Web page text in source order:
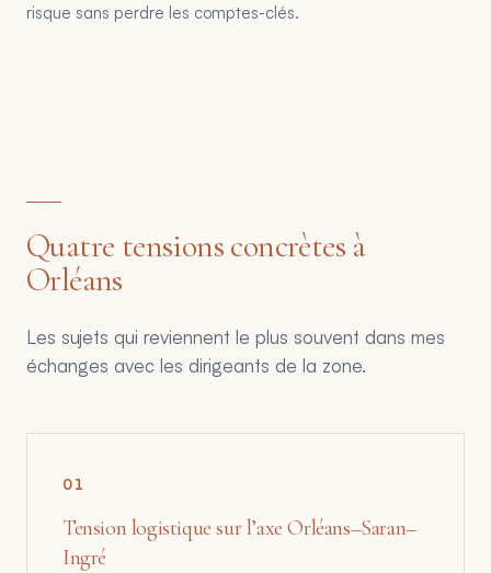
risque sans perdre les comptes-clés.
Quatre tensions concrètes à
Orléans
Les sujets qui reviennent le plus souvent dans mes
échanges avec les dirigeants de la zone.
01
Tension logistique sur l’axe Orléans–Saran–
Ingré